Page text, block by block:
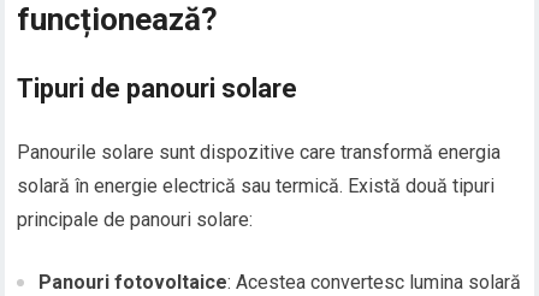
funcționează?
Tipuri de panouri solare
Panourile solare sunt dispozitive care transformă energia
solară în energie electrică sau termică. Există două tipuri
principale de panouri solare:
Panouri fotovoltaice: Acestea convertesc lumina solară